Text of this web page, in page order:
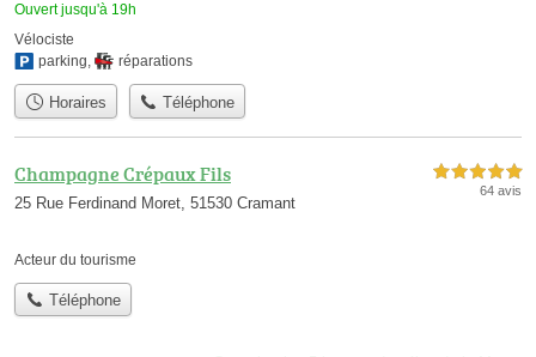
Ouvert jusqu'à 19h
Vélociste
parking, réparations
Horaires Téléphone
Champagne Crépaux Fils
25 Rue Ferdinand Moret, 51530 Cramant
5,0 étoiles sur 5
64 avis
Acteur du tourisme
Téléphone